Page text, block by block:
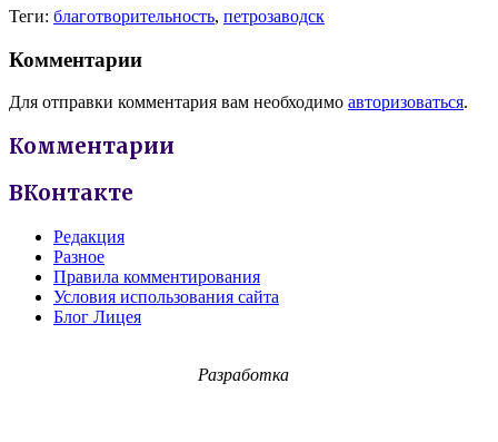
Теги: благотворительность, петрозаводск
Комментарии
Для отправки комментария вам необходимо авторизоваться.
Комментарии
ВКонтакте
Редакция
Разное
Правила комментирования
Условия использования сайта
Блог Лицея
Разработка